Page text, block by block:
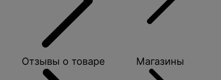
Отзывы о товаре Магазины